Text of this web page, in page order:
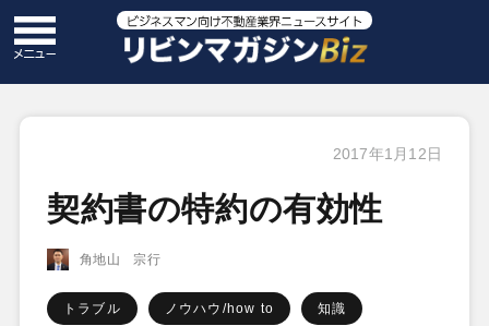
2017年1月12日
契約書の特約の有効性
角地山 宗行
トラブル ノウハウ/how to 知識